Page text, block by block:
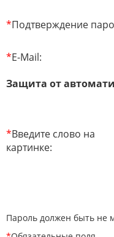
*Подтверждение
*E-Mail:
Защита от
*Введите слово на
картинке:
Пароль должен быть не